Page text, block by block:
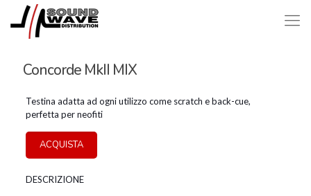
Concorde MkII MIX
Testina adatta ad ogni utilizzo come scratch e back-cue,
perfetta per neofiti
ACQUISTA
DESCRIZIONE